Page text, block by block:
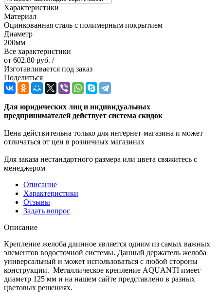
Характеристики
Материал
Оцинкованная сталь с полимерным покрытием
Диаметр
200мм
Все характеристики
от 602.80 руб. /
Изготавливается под заказ
Поделиться
Для юридических лиц и индивидуальных
предпринимателей действует система скидок
Цена действительна только для интернет-магазина и может
отличаться от цен в розничных магазинах
Для заказа нестандартного размера или цвета свяжитесь с
менеджером
Описание
Характеристики
Отзывы
Задать вопрос
Описание
Крепление желоба длинное является одним из самых важных
элементов водосточной системы. Данный держатель желоба
универсальный и может использоваться с любой стороны
конструкции. Металлическое крепление AQUANTI имеет
диаметр 125 мм и на нашем сайте представлено в разных
цветовых решениях.